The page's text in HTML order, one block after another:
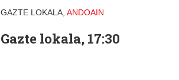
GAZTE LOKALA, ANDOAIN
Gazte lokala, 17:30